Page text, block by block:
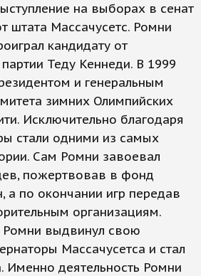
на выборах в сенат
штата Массачусетс. Ромни
кандидату от
Теду Кеннеди. В 1999
и генеральным
зимних Олимпийских
Исключительно благодаря
стали одними из самых
Сам Ромни завоевал
пожертвовав в фонд
а по окончании игр передав
организациям.
выдвинул свою
Массачусетса и стал
Именно деятельность Ромни